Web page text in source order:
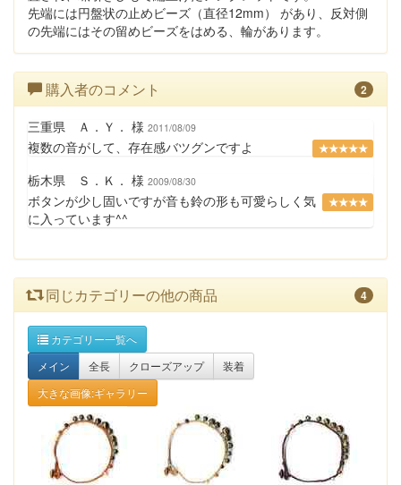
先端には円盤状の止めビーズ（直径12mm） があり、反対側
の先端にはその留めビーズをはめる、輪があります。
購入者のコメント 2
三重県 Ａ．Ｙ． 様 2011/08/09
★★★★★
複数の音がして、存在感バツグンですよ
栃木県 Ｓ．Ｋ． 様 2009/08/30
★★★★
ボタンが少し固いですが音も鈴の形も可愛らしく気
に入っています^^
同じカテゴリーの他の商品 4
カテゴリー一覧へ
メイン
全長 クローズアップ
装着
大きな画像:ギャラリー